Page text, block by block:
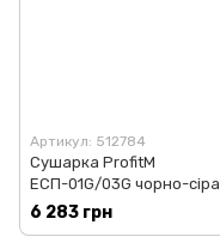
Артикул: 512784
Сушарка ProfitM
ЕСП-01G/03G чорно-сіра
6 283 грн